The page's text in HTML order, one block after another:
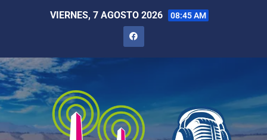
VIERNES, 7 AGOSTO 2026 08:45 AM